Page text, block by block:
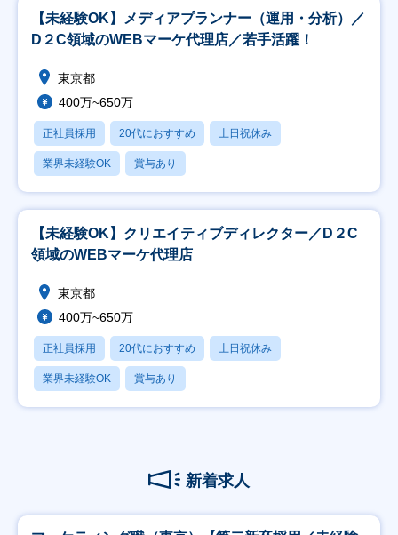
【未経験OK】メディアプランナー（運用・分析）／
D２C領域のWEBマーケ代理店／若手活躍！
東京都
400万~650万
正社員採用 20代におすすめ 土日祝休み
業界未経験OK 賞与あり
【未経験OK】クリエイティブディレクター／D２C
領域のWEBマーケ代理店
東京都
400万~650万
正社員採用 20代におすすめ 土日祝休み
業界未経験OK 賞与あり
新着求人